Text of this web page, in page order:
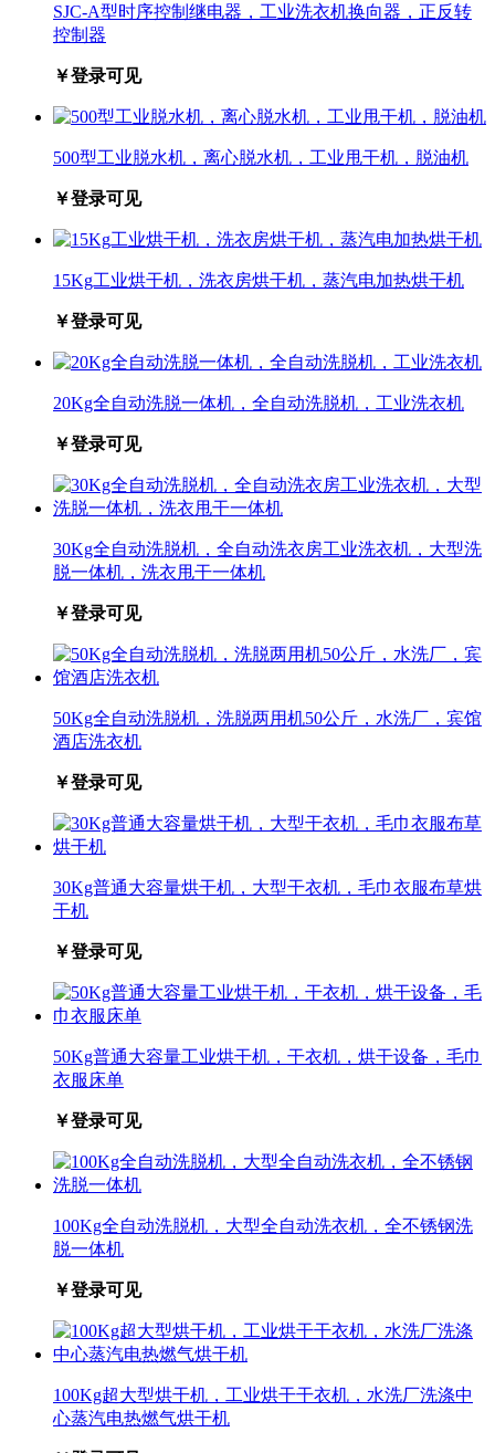
SJC-A型时序控制继电器，工业洗衣机换向器，正反转
控制器
￥登录可见
500型工业脱水机，离心脱水机，工业甩干机，脱油机
￥登录可见
15Kg工业烘干机，洗衣房烘干机，蒸汽电加热烘干机
￥登录可见
20Kg全自动洗脱一体机，全自动洗脱机，工业洗衣机
￥登录可见
30Kg全自动洗脱机，全自动洗衣房工业洗衣机，大型洗
脱一体机，洗衣甩干一体机
￥登录可见
50Kg全自动洗脱机，洗脱两用机50公斤，水洗厂，宾馆
酒店洗衣机
￥登录可见
30Kg普通大容量烘干机，大型干衣机，毛巾衣服布草烘
干机
￥登录可见
50Kg普通大容量工业烘干机，干衣机，烘干设备，毛巾
衣服床单
￥登录可见
100Kg全自动洗脱机，大型全自动洗衣机，全不锈钢洗
脱一体机
￥登录可见
100Kg超大型烘干机，工业烘干干衣机，水洗厂洗涤中
心蒸汽电热燃气烘干机